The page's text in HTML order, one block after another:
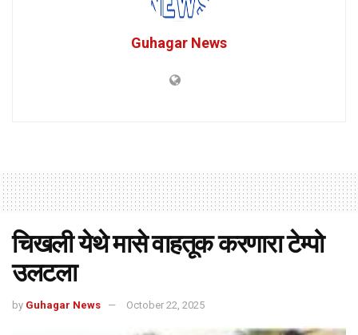
Guhagar News
चिखली येथे मासे वाहतूक करणारा टेम्पो
उलटला
by Guhagar News October 22, 2025